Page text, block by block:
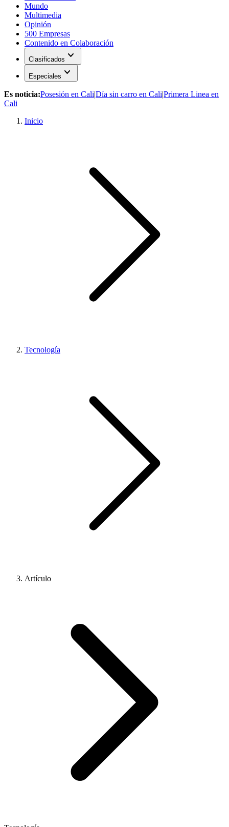
Mundo
Multimedia
Opinión
500 Empresas
Contenido en Colaboración
Clasificados expand_more
Especiales expand_more
Es noticia:Posesión en Cali|Día sin carro en Cali|Primera Linea en
Cali
Inicio
Tecnología
Artículo